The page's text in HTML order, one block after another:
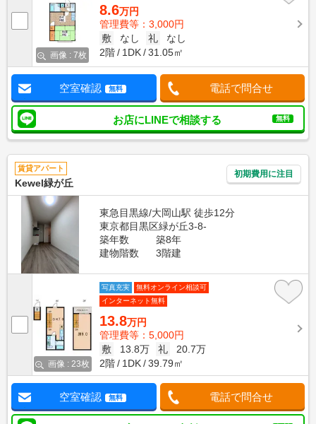
画像 : 7枚
8.6万円
管理費等：3,000円
敷
なし 礼
なし
2階
1DK 31.05㎡
空室確認 無料 電話で問合せ
お店にLINEで相談する 無料
賃貸アパート
Kewel緑が丘
初期費用に注目
東急目黒線/大岡山駅 徒歩12分
東京都目黒区緑が丘3-8-
築年数
築8年
建物階数
3階建
画像 : 23枚
写真充実
無料オンライン相談可
インターネット無料
13.8万円
管理費等：5,000円
敷
13.8万 礼
20.7万
2階
1DK 39.79㎡
空室確認 無料 電話で問合せ